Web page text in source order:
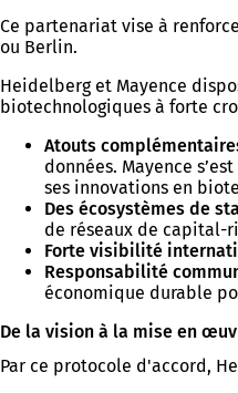
Ce partenariat vise à
ou Berlin.
Heidelberg et Mayence
biotechnologiques à forte
Atouts
données. Mayence
ses innovations en
Des écosystèmes de
de réseaux de capital-
Forte visibilité
Responsabilité
économique durable
De la vision à la mise en
Par ce protocole d'accord,